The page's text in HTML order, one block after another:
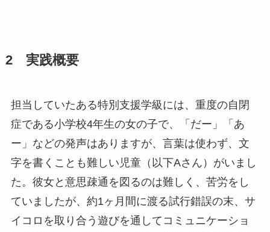
2 実践概要
担当していたある特別支援学級には、重度の自閉
症である小学校4年生の女の子で、「だー」「あ
ー」などの発声はありますが、言葉は使わず、文
字を書くことも難しい児童（以下Aさん）がいまし
た。彼女と意思疎通を図るのは難しく、苦労をし
ていましたが、約1ヶ月間に渡る試行錯誤の末、サ
イコロを取り合う遊びを通してコミュニケーショ